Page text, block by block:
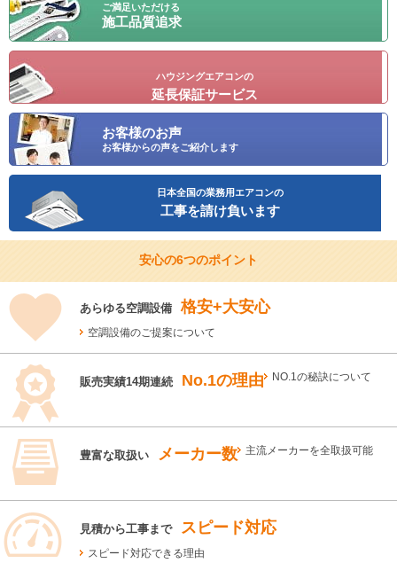
ご満足いただける
施工品質追求
ハウジングエアコンの
延長保証サービス
お客様のお声
お客様からの声をご紹介します
日本全国の業務用エアコンの
工事を請け負います
安心の6つのポイント
あらゆる空調設備 格安+大安心
空調設備のご提案について
販売実績14期連続 No.1の理由 NO.1の秘訣について
豊富な取扱い メーカー数 主流メーカーを全取扱可能
見積から工事まで スピード対応
スピード対応できる理由